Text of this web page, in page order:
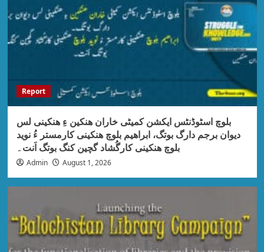
Report
بلوچ اسٹوڈنٹس ایکشن کمیٹی خاران ھنکین ءِ ھنکینی لس
دیوان برجم دارگ بوتگ، ابراھیم بلوچ ھنکینی کارمستر ءُ نوید
بلوچ ھنکینی کارگُشاد گچین کنگ بوتگ اَنت۔
Admin August 1, 2026